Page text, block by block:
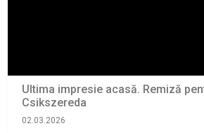
Ultima impresie acasă. Remiză
Csikszereda
02.03.2026